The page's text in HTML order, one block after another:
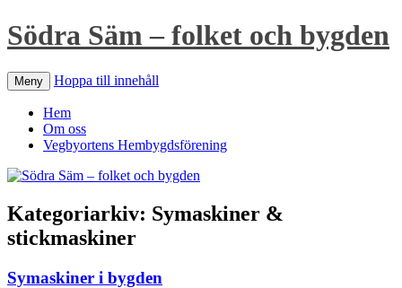
Södra Säm – folket och bygden
Meny Hoppa till innehåll
Hem
Om oss
Vegbyortens Hembygdsförening
Kategoriarkiv: Symaskiner &
stickmaskiner
Symaskiner i bygden